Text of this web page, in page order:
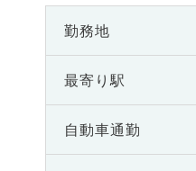
勤務地
最寄り駅
自動車通勤